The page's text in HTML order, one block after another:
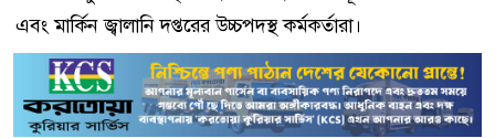
এবং মার্কিন জ্বালানি দপ্তরের উচ্চপদস্থ কর্মকর্তারা।